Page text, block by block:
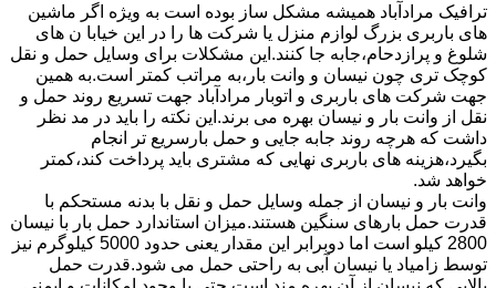
ترافیک مرادآباد همیشه مشکل ساز بوده است به ویژه اگر ماشین
های باربری بزرگ لوازم منزل یا شرکت ها را در این خیابا ن های
شلوغ و پرازدحام،جابه جا کنند.این مشکلات برای وسایل حمل و نقل
کوچک تری چون نیسان و وانت بار،به مراتب کمتر است.به همین
جهت شرکت های باربری و اتوبار مرادآباد جهت تسریع روند حمل و
نقل از وانت بار و نیسان بهره می برند.این نکته را باید در مد نظر
داشت که هرچه روند جابه جایی و حمل بارسریع تر انجام
بگیرد،هزینه های باربری نهایی که مشتری باید پرداخت کند،کمتر
خواهد شد.
وانت بار و نیسان از جمله وسایل حمل و نقل با بدنه مستحکم با
قدرت حمل بارهای سنگین هستند.میزان استاندارد حمل بار با نیسان
2800 کیلو است اما دوبرابر این مقدار یعنی حدود 5000 کیلوگرم نیز
توسط زامیاد یا نیسان آبی به راحتی حمل می شود.قدرت حمل